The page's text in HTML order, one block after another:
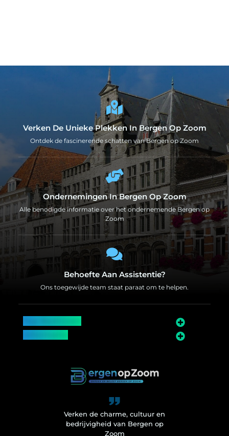
Verken De Unieke Plekken In Bergen Op Zoom
Ontdek de fascinerende schatten van Bergen op Zoom
Ondernemingen In Bergen Op Zoom
Alle benodigde informatie over het ondernemende Bergen op
Zoom
Behoefte Aan Assistentie?
Ons toegewijde team staat paraat om te helpen.
Verken de charme, cultuur en
bedrijvigheid van Bergen op
Zoom